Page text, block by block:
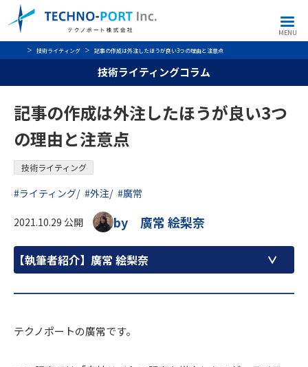
MENU
技術ライティングコラム
技術ライティング 記事の作成は外注したほうが良い3つの理由と注意点
記事の作成は外注したほうが良い3つ
の理由と注意点
技術ライティング
#ライティング #外注 #廣常
2021.10.29 公開 by 廣常 絵梨奈
【執筆者紹介】 廣常 絵梨奈
テクノポートの廣常です。